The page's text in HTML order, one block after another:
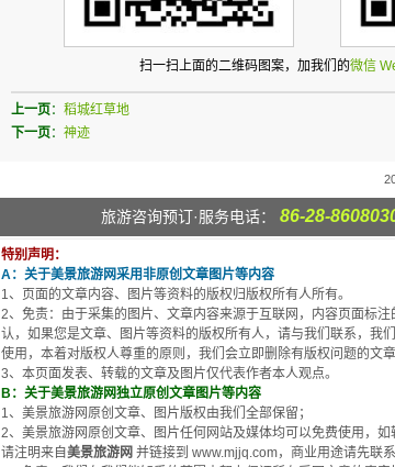
扫一扫上面的二维码图案，加我们的微信
上一页： 稻城红草地
下一页： 神迹
旅游咨询预订·服务电话： 86-28-
特别声明：
A：关于美景旅游网采用非原创文章图片等内容
1、页面的文章内容、图片等资料的版权归版权所有人所有。
2、免责：由于采集的图片、文章内容来源于互联网，内容页面标
认，如果您是文章、图片等资料的版权所有人，请与我们联系，我
使用，本着对版权人尊重的原则，我们会立即删除有版权问题的文章
3、本页面发表、转载的文章及图片仅代表作者本人观点。
B：关于美景旅游网独立原创文章图片等内容
1、美景旅游网原创文章、图片版权由我们全部保留；
2、美景旅游网原创文章、图片任何网站及媒体均可以免费使用，如
请注明来自美景旅游网 并链接到 www.mjjq.com，商业用途请先联系